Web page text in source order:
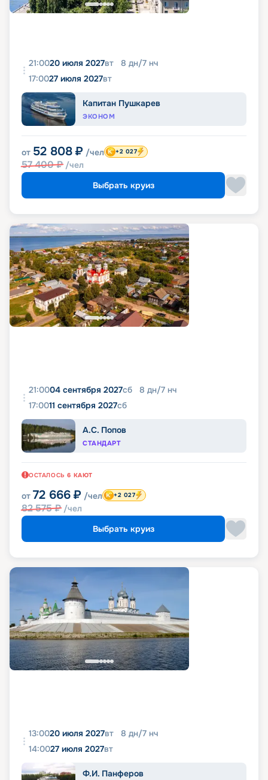
21:0020 июля 2027вт 8 дн/7 нч
17:0027 июля 2027вт
Капитан Пушкарев
ЭКОНОМ
от 52 808 ₽ /чел
57 400₽ /чел
+2 027
Выбрать круиз
21:0004 сентября 2027сб 8 дн/7 нч
17:0011 сентября 2027сб
А.С. Попов
СТАНДАРТ
ОСТАЛОСЬ 6 КАЮТ
от 72 666 ₽ /чел
82 575₽ /чел
+2 027
Выбрать круиз
13:0020 июля 2027вт 8 дн/7 нч
14:0027 июля 2027вт
Ф.И. Панферов